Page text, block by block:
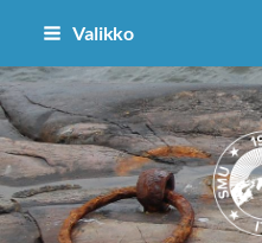
Siirry
sisältöön
Valikko